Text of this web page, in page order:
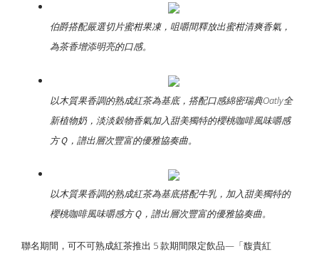
伯爵搭配嚴選切片蜜柑果凍，咀嚼間釋放出蜜柑清爽香氣，
為茶香增添明亮的口感。
以木質果香調的熟成紅茶為基底，搭配口感綿密瑞典Oatly全
新植物奶，淡淡穀物香氣加入甜美獨特的櫻桃咖啡風味嚼感
方Ｑ，譜出層次豐富的優雅協奏曲。
以木質果香調的熟成紅茶為基底搭配牛乳，加入甜美獨特的
櫻桃咖啡風味嚼感方Ｑ，譜出層次豐富的優雅協奏曲。
聯名期間，可不可熟成紅茶推出 5 款期間限定飲品—「馥貴紅